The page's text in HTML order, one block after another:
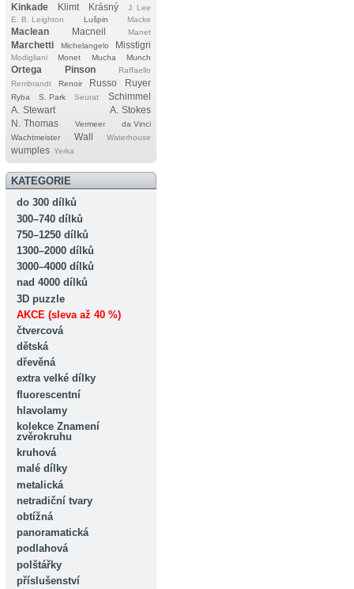
Kinkade Klimt Krásný
J. Lee
E. B. Leighton
Lušpin Macke
Maclean Macneil Manet
Marchetti Michelangelo Misstigri
Modigliani Monet Mucha Munch
Ortega Pinson
Raffaello
Rembrandt
Renoir Russo Ruyer
Ryba S. Park Seurat
Schimmel
A. Stewart
A. Stokes
N. Thomas
Vermeer
da Vinci
Wachtmeister
Wall Waterhouse
wumples Yerka
KATEGORIE
do 300 dílků
300–740 dílků
750–1250 dílků
1300–2000 dílků
3000–4000 dílků
nad 4000 dílků
3D puzzle
AKCE (sleva až 40 %)
čtvercová
dětská
dřevěná
extra velké dílky
fluorescentní
hlavolamy
kolekce Znamení
zvěrokruhu
kruhová
malé dílky
metalická
netradiční tvary
obtížná
panoramatická
podlahová
polštářky
příslušenství